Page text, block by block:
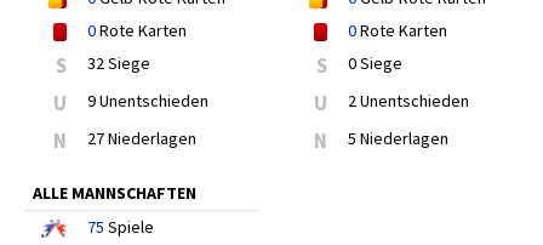
0Rote Karten
S 32 Siege
U 9 Unentschieden
N 27 Niederlagen
0Rote Karten
S 0 Siege
U 2 Unentschieden
N 5 Niederlagen
ALLE MANNSCHAFTEN
75 Spiele